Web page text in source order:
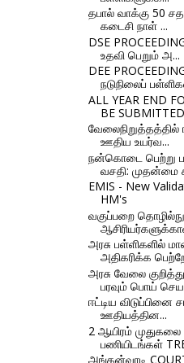
தபால் வாக்கு 50
கடைசி நாள் ...
DSE
உதவி பெறும் அ...
DEE
நடுநிலைப்
ALL YEAR END
BE
வேலைநிறுத்தத்தில்
ஊதிய உயர்வ...
நன்கொடை பெற்று
வசதி: முதன்மை
EMIS - New
HM's
வகுப்பறை
அரசு பள்ளிகளில்
அதிகரிக்க
அரசு வேலை
பரவும் பொய்
ஈட்டிய
ஊதியத்தின...
2 ஆயிரம் முதுகலை
பணியிடங்கள்
அங்கன்வாடி